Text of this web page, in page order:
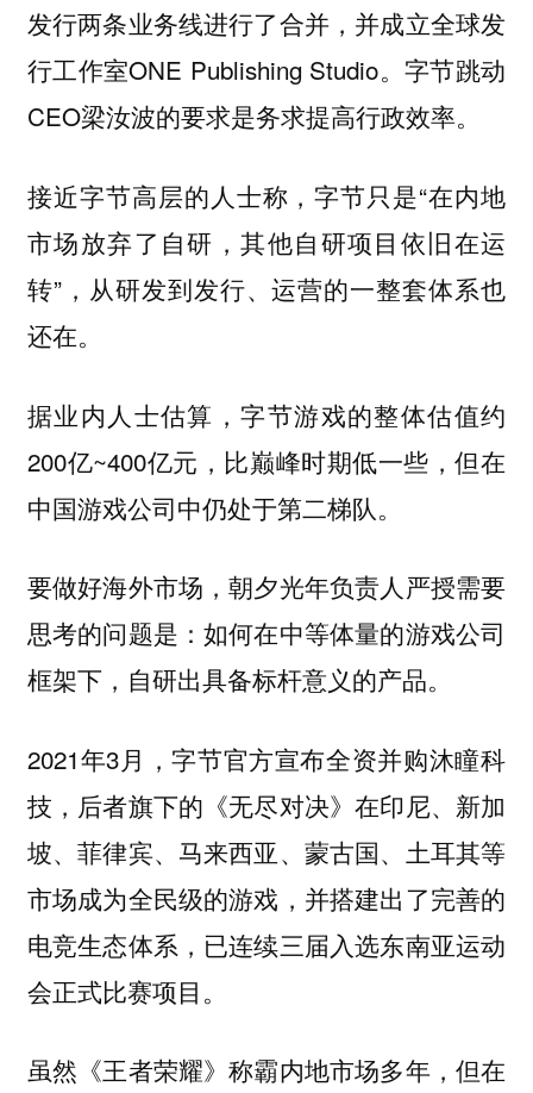
发行两条业务线进行了合并，并成立全球发
行工作室ONE Publishing Studio。字节跳动
CEO梁汝波的要求是务求提高行政效率。
接近字节高层的人士称，字节只是“在内地
市场放弃了自研，其他自研项目依旧在运
转”，从研发到发行、运营的一整套体系也
还在。
据业内人士估算，字节游戏的整体估值约
200亿~400亿元，比巅峰时期低一些，但在
中国游戏公司中仍处于第二梯队。
要做好海外市场，朝夕光年负责人严授需要
思考的问题是：如何在中等体量的游戏公司
框架下，自研出具备标杆意义的产品。
2021年3月，字节官方宣布全资并购沐瞳科
技，后者旗下的《无尽对决》在印尼、新加
坡、菲律宾、马来西亚、蒙古国、土耳其等
市场成为全民级的游戏，并搭建出了完善的
电竞生态体系，已连续三届入选东南亚运动
会正式比赛项目。
虽然《王者荣耀》称霸内地市场多年，但在